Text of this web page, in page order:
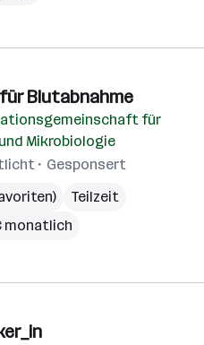
Blutabnahme
für
Mikrobiologie
Gesponsert
Teilzeit
monatlich